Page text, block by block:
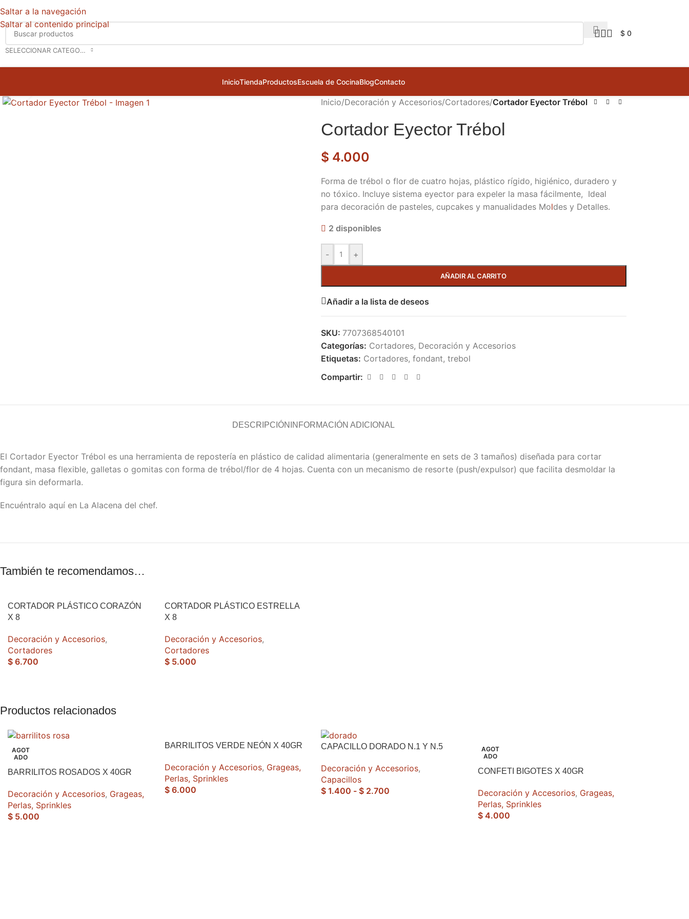
Saltar a la navegación
Saltar al contenido principal
SELECCIONAR CATEGORÍA
$ 0
InicioTiendaProductosEscuela de CocinaBlogContacto
Inicio/Decoración y Accesorios/Cortadores/Cortador Eyector Trébol
Cortador Eyector Trébol
$ 4.000
Forma de trébol o flor de cuatro hojas, plástico rígido, higiénico, duradero y
no tóxico. Incluye sistema eyector para expeler la masa fácilmente, Ideal
para decoración de pasteles, cupcakes y manualidades Moldes y Detalles.
2 disponibles
- +
AÑADIR AL CARRITO
Añadir a la lista de deseos
SKU: 7707368540101
Categorías: Cortadores, Decoración y Accesorios
Etiquetas: Cortadores, fondant, trebol
Compartir:
DESCRIPCIÓN INFORMACIÓN ADICIONAL
El Cortador Eyector Trébol es una herramienta de repostería en plástico de calidad alimentaria (generalmente en sets de 3 tamaños) diseñada para cortar
fondant, masa flexible, galletas o gomitas con forma de trébol/flor de 4 hojas. Cuenta con un mecanismo de resorte (push/expulsor) que facilita desmoldar la
figura sin deformarla.
Encuéntralo aquí en La Alacena del chef.
También te recomendamos…
CORTADOR PLÁSTICO CORAZÓN
X 8
Decoración y Accesorios,
Cortadores
$ 6.700
CORTADOR PLÁSTICO ESTRELLA
X 8
Decoración y Accesorios,
Cortadores
$5.000
Productos relacionados
AGOT
ADO
BARRILITOS ROSADOS X 40GR
Decoración y Accesorios, Grageas,
Perlas, Sprinkles
$ 5.000
BARRILITOS VERDE NEÓN X 40GR
Decoración y Accesorios, Grageas,
Perlas, Sprinkles
$6.000
CAPACILLO DORADO N.1 Y N.5
Decoración y Accesorios,
Capacillos
$ 1.400 - $ 2.700
AGOT
ADO
CONFETI BIGOTES X 40GR
Decoración y Accesorios, Grageas,
Perlas, Sprinkles
$4.000